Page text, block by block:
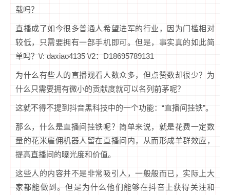
载吗？
直播成了如今很多普通人希望进军的行业，因为门槛相对
较低，只需要拥有一部手机即可。但是，事实真的如此简
单吗？\/: daxiao4135 \/2：D18695789131
为什么有些人的直播观看人数众多，但点赞数却很少？为
什么只需要拥有微小的贡献度就可以名列前茅呢？
这就不得不提到抖音黑科技中的一个功能：“直播间挂铁”。
那么，什么是直播间挂铁呢？简单来说，就是花费一定数
量的花米雇佣机器人留在直播间内，从而形成羊群效应，
提高直播间的曝光度和价值。
这些人的内容并不是非常吸引人，一般般而已，实际上大
家都能做到。但是为什么他们能够在抖音上获得关注和